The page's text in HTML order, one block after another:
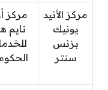
مركز الأنيد
يونيك
بزنس
سنتر
مركز
تايم